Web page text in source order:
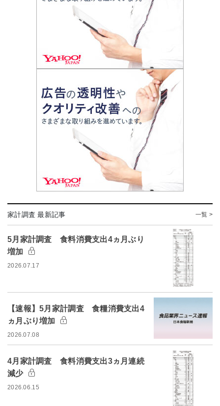
家計調査 最新記事 一覧 >
5月家計調査 食料消費支出4ヵ月ぶり
増加
2026.07.17
【速報】5月家計調査 食糧消費支出4
ヵ月ぶり増加
2026.07.08
4月家計調査 食料消費支出3ヵ月連続
減少
2026.06.15